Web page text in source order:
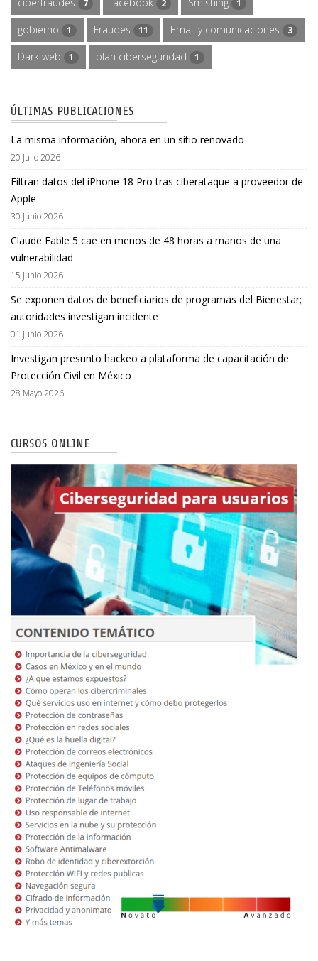
7 2 1
gobierno 1 Fraudes 11 Email y comunicaciones 3
Dark web 1 plan ciberseguridad 1
ÚLTIMAS PUBLICACIONES
La misma información, ahora en un sitio renovado
20 Julio 2026
Filtran datos del iPhone 18 Pro tras ciberataque a proveedor de
Apple
30 Junio 2026
Claude Fable 5 cae en menos de 48 horas a manos de una
vulnerabilidad
15 Junio 2026
Se exponen datos de beneficiarios de programas del Bienestar;
autoridades investigan incidente
01 Junio 2026
Investigan presunto hackeo a plataforma de capacitación de
Protección Civil en México
28 Mayo 2026
CURSOS ONLINE